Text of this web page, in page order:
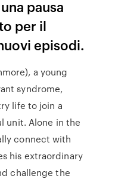
pausa
per il
episodi.
a young
syndrome,
life to join a
unit. Alone in the
connect with
his extraordinary
challenge the